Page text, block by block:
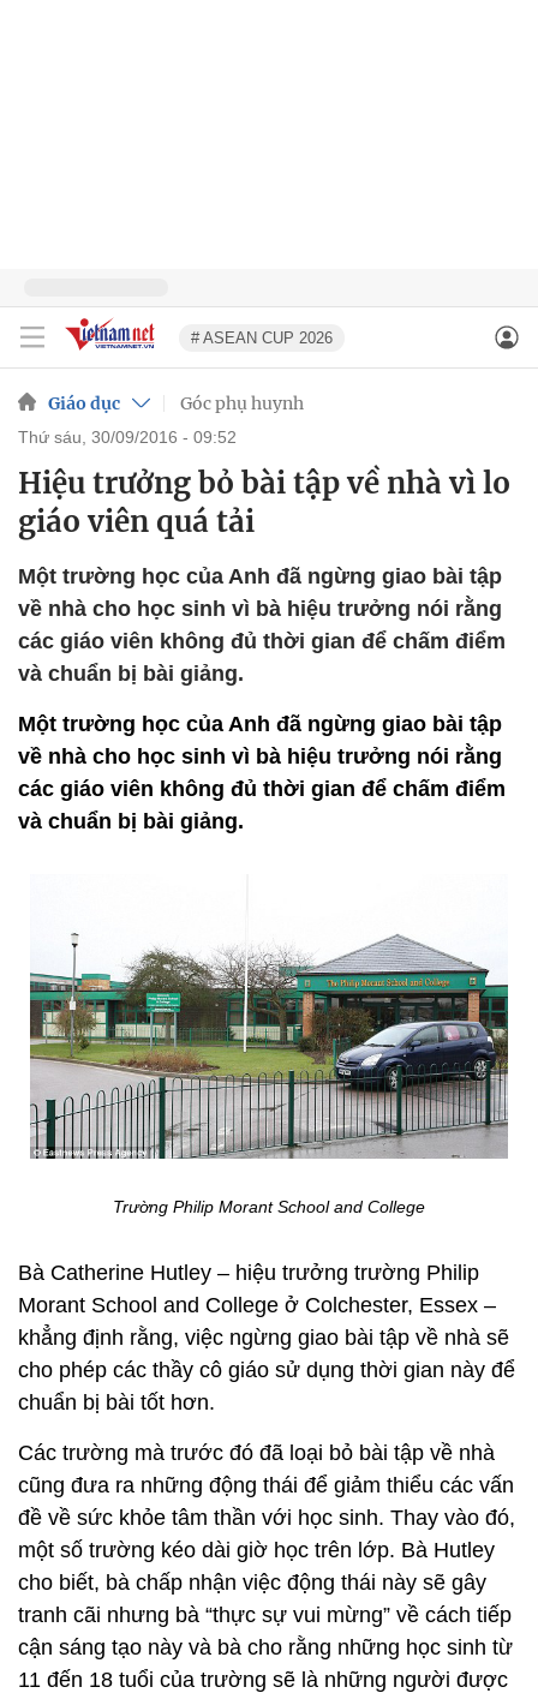
# ASEAN CUP 2026
Giáo dục Góc phụ huynh
thứ sáu, 30/09/2016 - 09:52
Hiệu trưởng bỏ bài tập về nhà vì lo
giáo viên quá tải
Một trường học của Anh đã ngừng giao bài tập
về nhà cho học sinh vì bà hiệu trưởng nói rằng
các giáo viên không đủ thời gian để chấm điểm
và chuẩn bị bài giảng.
Một trường học của Anh đã ngừng giao bài tập
về nhà cho học sinh vì bà hiệu trưởng nói rằng
các giáo viên không đủ thời gian để chấm điểm
và chuẩn bị bài giảng.
Trường Philip Morant School and College
Bà Catherine Hutley – hiệu trưởng trường Philip
Morant School and College ở Colchester, Essex –
khẳng định rằng, việc ngừng giao bài tập về nhà sẽ
cho phép các thầy cô giáo sử dụng thời gian này để
chuẩn bị bài tốt hơn.
Các trường mà trước đó đã loại bỏ bài tập về nhà
cũng đưa ra những động thái để giảm thiểu các vấn
đề về sức khỏe tâm thần với học sinh. Thay vào đó,
một số trường kéo dài giờ học trên lớp. Bà Hutley
cho biết, bà chấp nhận việc động thái này sẽ gây
tranh cãi nhưng bà “thực sự vui mừng” về cách tiếp
cận sáng tạo này và bà cho rằng những học sinh từ
11 đến 18 tuổi của trường sẽ là những người được